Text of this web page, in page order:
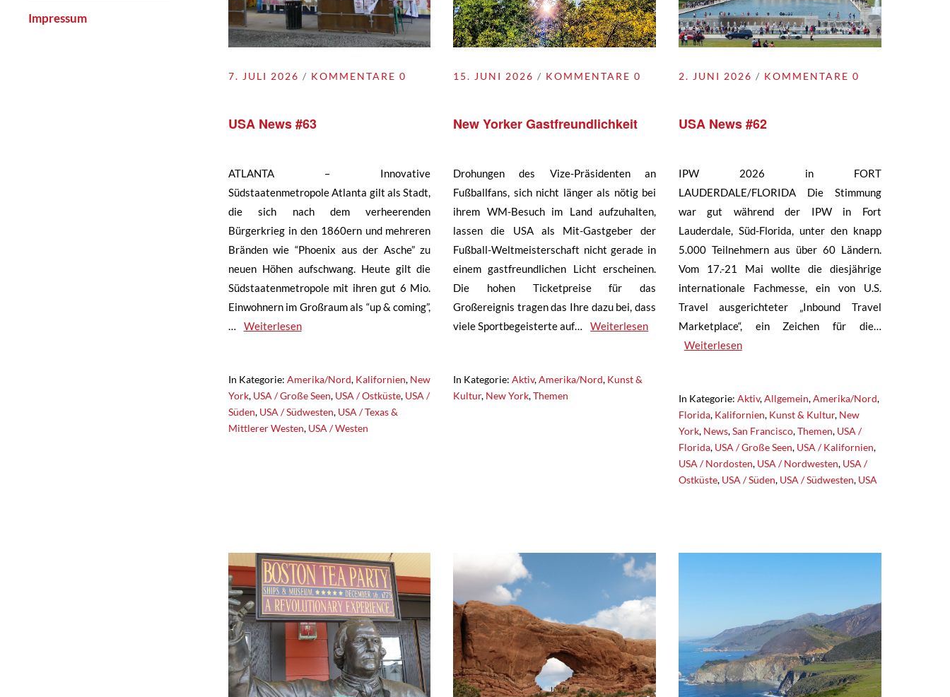
Impressum
7. JULI 2026 KOMMENTARE 0
USA News #63
ATLANTA – Innovative
Südstaatenmetropole Atlanta gilt als Stadt,
die sich nach dem verheerenden
Bürgerkrieg in den 1860ern und mehreren
Bränden wie “Phoenix aus der Asche” zu
neuen Höhen aufschwang. Heute gilt die
Südstaatenmetropole mit ihren gut 6 Mio.
Einwohnern im Großraum als “up & coming”,
…
Weiterlesen
In Kategorie: Amerika/Nord, Kalifornien, New
York, USA / Große Seen, USA / Ostküste, USA /
Süden, USA / Südwesten, USA / Texas &
Mittlerer Westen, USA / Westen
15. JUNI 2026 KOMMENTARE 0
New Yorker Gastfreundlichkeit
Drohungen des Vize-Präsidenten an
Fußballfans, sich nicht länger als nötig bei
ihrem WM-Besuch im Land aufzuhalten,
lassen die USA als Mit-Gastgeber der
Fußball-Weltmeisterschaft nicht gerade in
einem gastfreundlichen Licht erscheinen.
Die hohen Ticketpreise für das
Großereignis tragen das Ihre dazu bei, dass
viele Sportbegeisterte auf…
Weiterlesen
In Kategorie:Aktiv,Amerika/Nord, Kunst &
Kultur, New York,Themen
2. JUNI 2026 KOMMENTARE 0
USA News #62
IPW 2026 in FORT
LAUDERDALE/FLORIDA Die Stimmung
war gut während der IPW in Fort
Lauderdale, Süd-Florida, unter den knapp
5.000 Teilnehmern aus über 60 Ländern.
Vom 17.-21 Mai wollte die diesjährige
internationale Fachmesse, ein von U.S.
Travel ausgerichteter „Inbound Travel
Marketplace“, ein Zeichen für die…
Weiterlesen
In Kategorie: Aktiv,Allgemein,Amerika/Nord,
Florida, Kalifornien, Kunst & Kultur, New
York, News,San Francisco,Themen, USA /
Florida, USA / Große Seen, USA / Kalifornien,
USA / Nordosten, USA / Nordwesten, USA /
Ostküste, USA / Süden, USA / Südwesten, USA